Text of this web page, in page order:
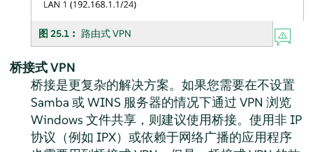
图 25.1︰ 路由式 VPN
桥接式 VPN
桥接是更复杂的解决方案。如果您需要在不设置
Samba 或 WINS 服务器的情况下通过 VPN 浏览
Windows 文件共享，则建议使用桥接。使用非 IP
协议（例如 IPX）或依赖于网络广播的应用程序